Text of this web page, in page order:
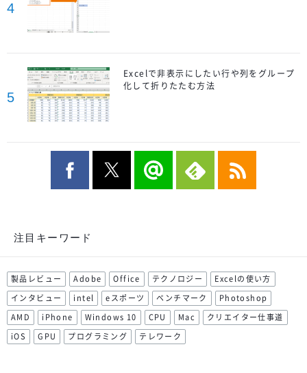
4
5
Excelで非表示にしたい行や列をグループ
化して折りたたむ方法
注目キーワード
製品レビュー Adobe Office テクノロジー
Excelの使い方
インタビュー
intel eスポーツ ベンチマーク
Photoshop
AMD
iPhone Windows 10 CPU Mac
クリエイター仕事道
iOS
GPU プログラミング テレワーク